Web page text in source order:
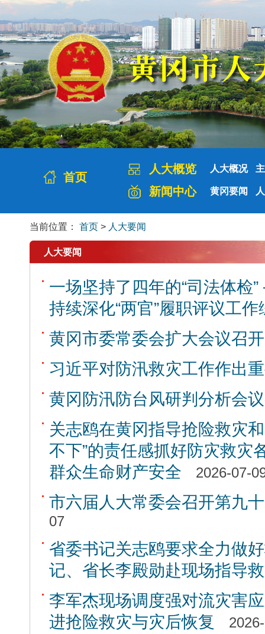
首页
人大概览 人大概况
新闻中心 黄冈要闻
当前位置： 首页 > 人大要闻
人大要闻
一场坚持了四年的“司法体
持续深化“两官”履职评议工作
黄冈市委常委会扩大会议召开
习近平对防汛救灾工作作出
黄冈防汛防台风研判分析会
关志鸥在黄冈指导抢险救灾
不下”的责任感抓好防灾救灾
群众生命财产安全
2026-07-
市六届人大常委会召开第九
07
省委书记关志鸥要求全力做
记、省长李殿勋赴现场指导
李军杰现场调度强对流灾害
进抢险救灾与灾后恢复